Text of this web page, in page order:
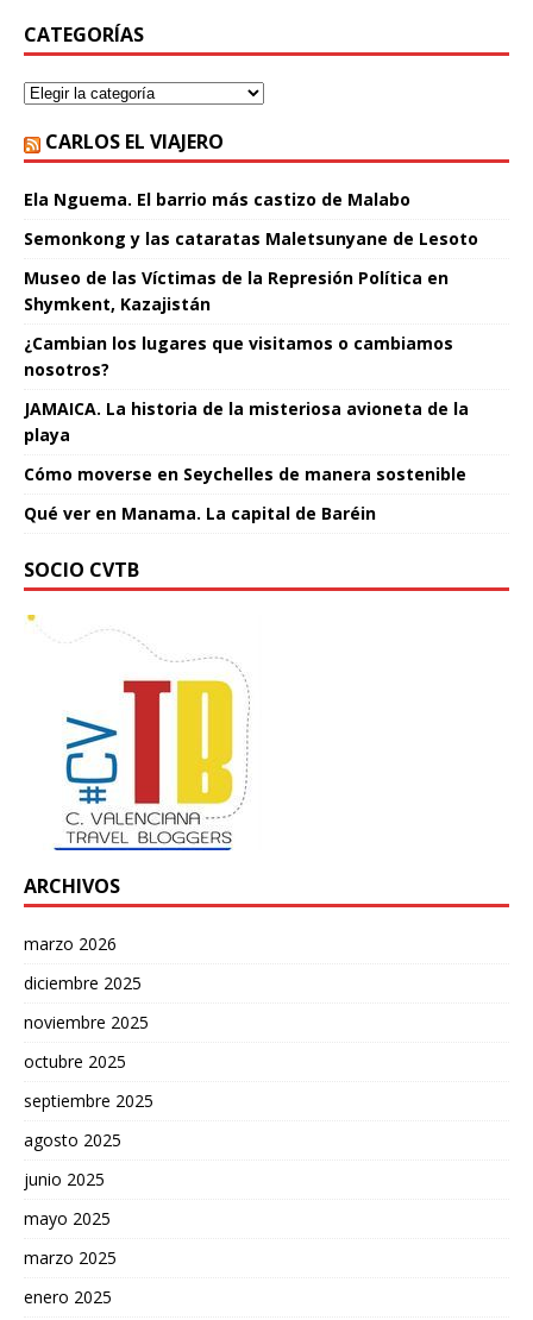
CATEGORÍAS
CARLOS EL VIAJERO
Ela Nguema. El barrio más castizo de Malabo
Semonkong y las cataratas Maletsunyane de Lesoto
Museo de las Víctimas de la Represión Política en
Shymkent, Kazajistán
¿Cambian los lugares que visitamos o cambiamos
nosotros?
JAMAICA. La historia de la misteriosa avioneta de la
playa
Cómo moverse en Seychelles de manera sostenible
Qué ver en Manama. La capital de Baréin
SOCIO CVTB
ARCHIVOS
marzo 2026
diciembre 2025
noviembre 2025
octubre 2025
septiembre 2025
agosto 2025
junio 2025
mayo 2025
marzo 2025
enero 2025